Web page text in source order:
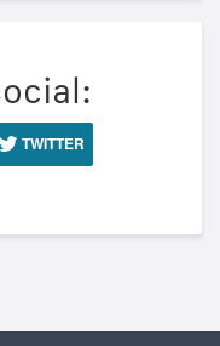
TWITTER